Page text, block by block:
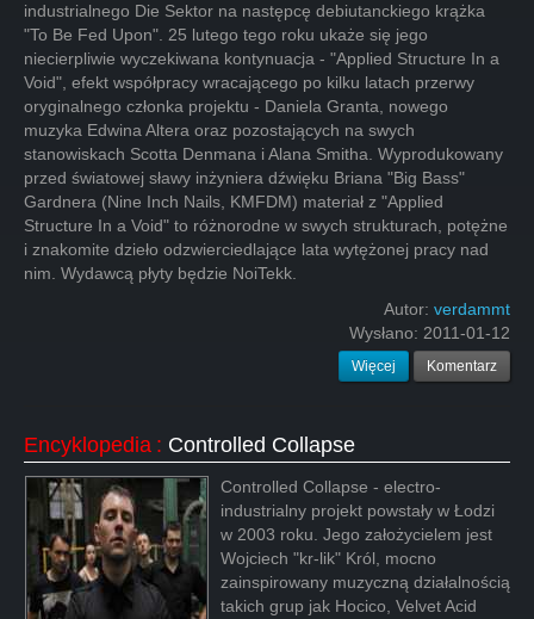
industrialnego Die Sektor na następcę debiutanckiego krążka
"To Be Fed Upon". 25 lutego tego roku ukaże się jego
niecierpliwie wyczekiwana kontynuacja - "Applied Structure In a
Void", efekt współpracy wracającego po kilku latach przerwy
oryginalnego członka projektu - Daniela Granta, nowego
muzyka Edwina Altera oraz pozostających na swych
stanowiskach Scotta Denmana i Alana Smitha. Wyprodukowany
przed światowej sławy inżyniera dźwięku Briana "Big Bass"
Gardnera (Nine Inch Nails, KMFDM) materiał z "Applied
Structure In a Void" to różnorodne w swych strukturach, potężne
i znakomite dzieło odzwierciedlające lata wytężonej pracy nad
nim. Wydawcą płyty będzie NoiTekk.
Autor: verdammt
Wysłano: 2011-01-12
Więcej Komentarz
Encyklopedia : Controlled Collapse
Controlled Collapse - electro-
industrialny projekt powstały w Łodzi
w 2003 roku. Jego założycielem jest
Wojciech "kr-lik" Król, mocno
zainspirowany muzyczną działalnością
takich grup jak Hocico, Velvet Acid